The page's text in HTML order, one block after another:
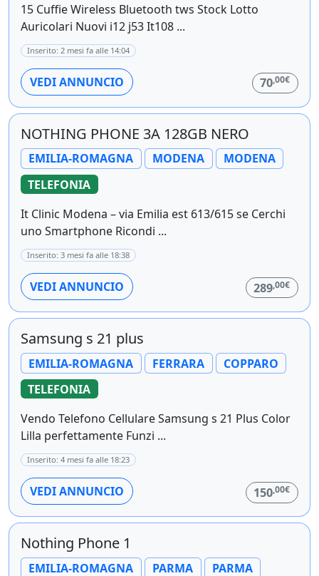
15 Cuffie Wireless Bluetooth tws Stock Lotto
Auricolari Nuovi i12 j53 It108 ...
Inserito: 2 mesi fa alle 14:04
VEDI ANNUNCIO 70,00€
NOTHING PHONE 3A 128GB NERO
EMILIA-ROMAGNA MODENA
MODENA
TELEFONIA
It Clinic Modena – via Emilia est 613/615 se Cerchi
uno Smartphone Ricondi ...
Inserito: 3 mesi fa alle 18:38
VEDI ANNUNCIO 289,00€
Samsung s 21 plus
EMILIA-ROMAGNA FERRARA
COPPARO
TELEFONIA
Vendo Telefono Cellulare Samsung s 21 Plus Color
Lilla perfettamente Funzi ...
Inserito: 4 mesi fa alle 18:23
VEDI ANNUNCIO 150,00€
Nothing Phone 1
EMILIA-ROMAGNA PARMA
PARMA